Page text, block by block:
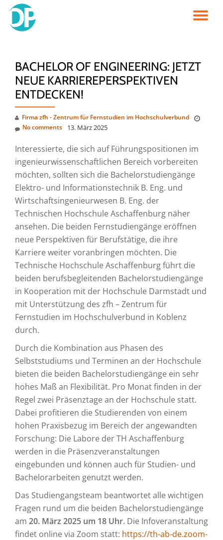
Skip
BACHELOR OF ENGINEERING: JETZT
NEUE KARRIEREPERSPEKTIVEN
ENTDECKEN!
Firma zfh - Zentrum für Fernstudien im Hochschulverbund
13. März 2025
No comments
Interessierte, die sich auf Führungspositionen im
ingenieurwissenschaftlichen Bereich vorbereiten
möchten, sollten sich die Bachelorstudiengänge
Elektro- und Informationstechnik B. Eng. und
Wirtschaftsingenieurwesen B. Eng. der
Technischen Hochschule Aschaffenburg näher
ansehen. Die beiden Fernstudiengänge eröffnen
neue Perspektiven für Berufstätige, die ihre
Karriere weiter voranbringen möchten. Die
Technische Hochschule Aschaffenburg führt die
beiden berufsbegleitenden Bachelorstudiengänge
in Kooperation mit der Hochschule Darmstadt und
mit Unterstützung des zfh – Zentrum für
Fernstudien im Hochschulverbund in Koblenz
durch.
Durch die Kombination aus Phasen des
Selbststudiums und Terminen an der Hochschule
bieten die beiden Bachelorstudiengänge ein sehr
hohes Maß an Flexibilität. Pro Monat finden in der
Regel zwei Präsenztage an der Hochschule statt.
Dabei profitieren die Studierenden von einem
hohen Praxisbezug im Bereich der angewandten
Forschung: Die Labore der TH Aschaffenburg
werden in die Präsenzveranstaltungen
eingebunden und können auch für Studien- und
Bachelorarbeiten genutzt werden.
Das Studiengangsteam beantwortet alle wichtigen
Fragen rund um die beiden Bachelorstudiengänge
am 20. März 2025 um 18 Uhr. Die Infoveranstaltung
findet online via Zoom statt: https://th-ab-de.zoom-